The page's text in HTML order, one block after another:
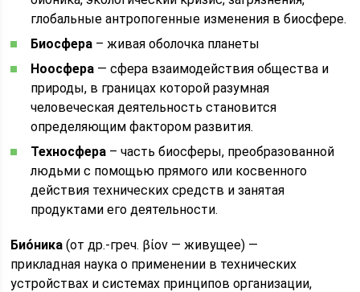
глобальные антропогенные изменения в биосфере.
Биосфера – живая оболочка планеты
Ноосфера — сфера взаимодействия общества и
природы, в границах которой разумная
человеческая деятельность становится
определяющим фактором развития.
Техносфера – часть биосферы, преобразованной
людьми с помощью прямого или косвенного
действия технических средств и занятая
продуктами его деятельности.
Био́ника (от др.-греч. βίον — живущее) —
прикладная наука о применении в технических
устройствах и системах принципов организации,